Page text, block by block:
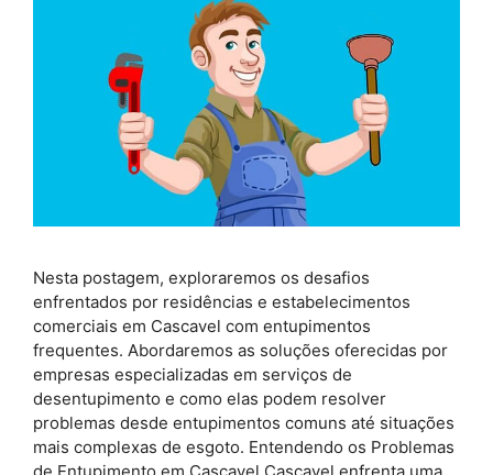
Nesta postagem, exploraremos os desafios
enfrentados por residências e estabelecimentos
comerciais em Cascavel com entupimentos
frequentes. Abordaremos as soluções oferecidas por
empresas especializadas em serviços de
desentupimento e como elas podem resolver
problemas desde entupimentos comuns até situações
mais complexas de esgoto. Entendendo os Problemas
de Entupimento em Cascavel Cascavel enfrenta uma